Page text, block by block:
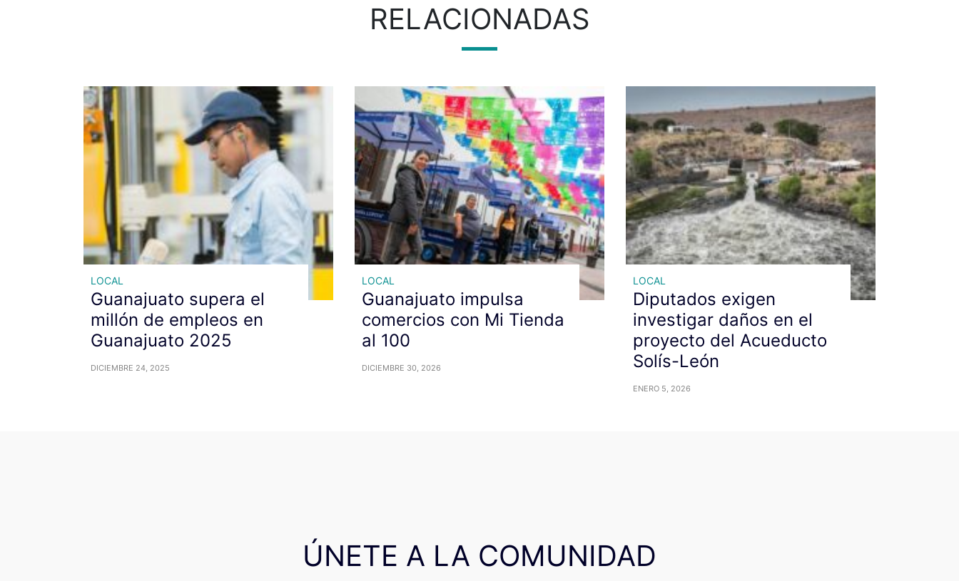
RELACIONADAS
LOCAL
Guanajuato supera el
millón de empleos en
Guanajuato 2025
DICIEMBRE 24, 2025
LOCAL
Guanajuato impulsa
comercios con Mi Tienda
al 100
DICIEMBRE 30, 2026
LOCAL
Diputados exigen
investigar daños en el
proyecto del Acueducto
Solís-León
ENERO 5, 2026
ÚNETE A LA COMUNIDAD